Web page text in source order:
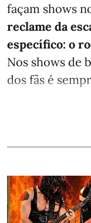
façam shows
reclame da
específico: o
Nos shows de
dos fãs é